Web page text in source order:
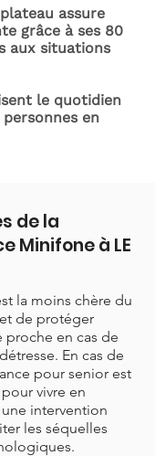
assure
grâce à ses 80
aux situations
le quotidien
en
de la
Minifone à LE
la moins chère du
de protéger
en cas de
En cas de
pour senior est
vivre en
intervention
les séquelles